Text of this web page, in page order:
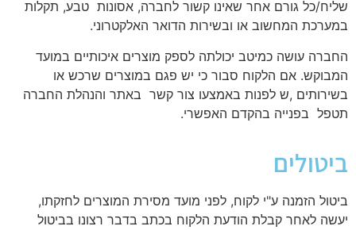
שליח/כל גורם אחר שאינו קשור לחברה, אסונות טבע, תקלות
במערכת המחשוב או ובשירות הדואר האלקטרוני.
החברה עושה כמיטב יכולתה לספק מוצרים איכותיים במועד
המבוקש. אם הלקוח סבור כי יש פגם במוצרים שרכש או
בשירותים ,ש לפנות באמצעו צור קשר באתר והנהלת החברה
תטפל בפנייה בהקדם האפשרי.
ביטולים
ביטול הזמנה ע"י לקוח, לפני מועד מסירת המוצרים לחזקתו,
יעשה לאחר קבלת הודעת הלקוח בכתב בדבר רצונו בביטול